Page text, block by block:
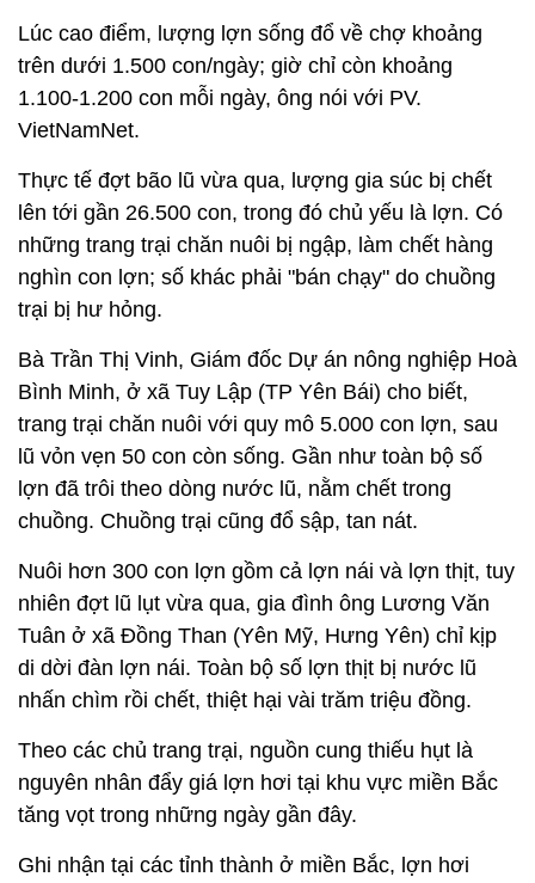
Lúc cao điểm, lượng lợn sống đổ về chợ khoảng
trên dưới 1.500 con/ngày; giờ chỉ còn khoảng
1.100-1.200 con mỗi ngày, ông nói với PV.
VietNamNet.
Thực tế đợt bão lũ vừa qua, lượng gia súc bị chết
lên tới gần 26.500 con, trong đó chủ yếu là lợn. Có
những trang trại chăn nuôi bị ngập, làm chết hàng
nghìn con lợn; số khác phải "bán chạy" do chuồng
trại bị hư hỏng.
Bà Trần Thị Vinh, Giám đốc Dự án nông nghiệp Hoà
Bình Minh, ở xã Tuy Lập (TP Yên Bái) cho biết,
trang trại chăn nuôi với quy mô 5.000 con lợn, sau
lũ vỏn vẹn 50 con còn sống. Gần như toàn bộ số
lợn đã trôi theo dòng nước lũ, nằm chết trong
chuồng. Chuồng trại cũng đổ sập, tan nát.
Nuôi hơn 300 con lợn gồm cả lợn nái và lợn thịt, tuy
nhiên đợt lũ lụt vừa qua, gia đình ông Lương Văn
Tuân ở xã Đồng Than (Yên Mỹ, Hưng Yên) chỉ kịp
di dời đàn lợn nái. Toàn bộ số lợn thịt bị nước lũ
nhấn chìm rồi chết, thiệt hại vài trăm triệu đồng.
Theo các chủ trang trại, nguồn cung thiếu hụt là
nguyên nhân đẩy giá lợn hơi tại khu vực miền Bắc
tăng vọt trong những ngày gần đây.
Ghi nhận tại các tỉnh thành ở miền Bắc, lợn hơi